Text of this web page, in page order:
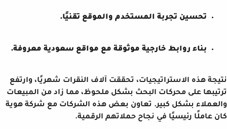
تحسين تجربة المستخدم والموقع تقنيًا.
بناء روابط خارجية موثوقة مع مواقع سعودية معروفة.
نتيجة هذه الاستراتيجيات، تحققت آلاف النقرات شهريًا، وارتفع
ترتيبها على محركات البحث بشكل ملحوظ، مما زاد من المبيعات
والعملاء بشكل كبير. تعاون بعض هذه الشركات مع شركة هوية
كان عاملًا رئيسيًا في نجاح حملاتهم الرقمية.